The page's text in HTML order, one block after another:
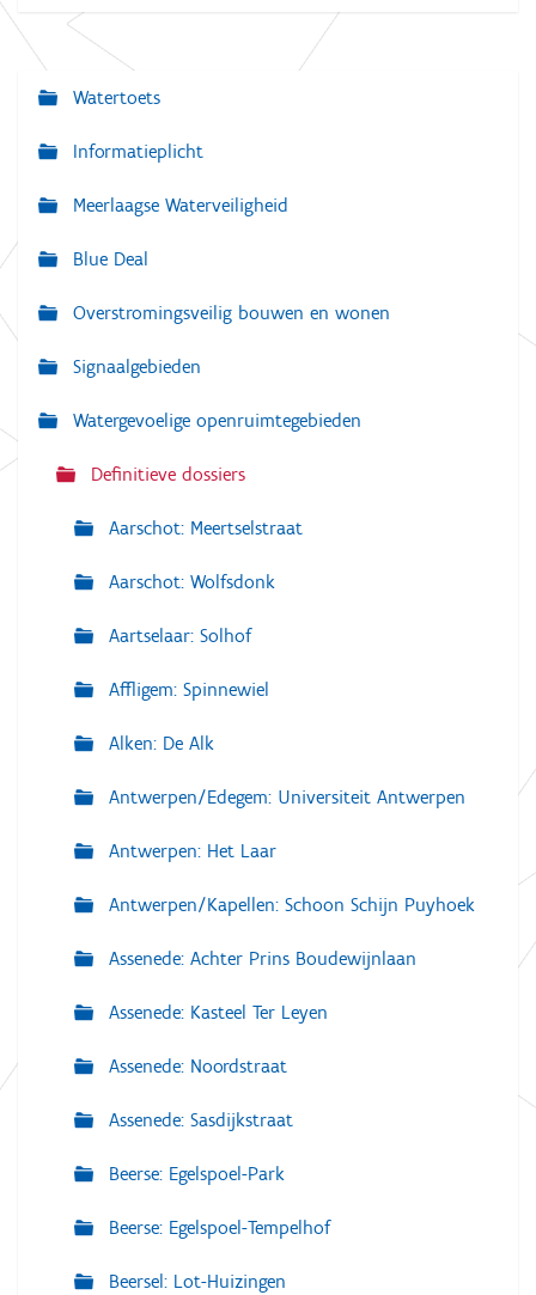
N
a
i
g
t
Watertoets
Informatieplicht
Meerlaagse Waterveiligheid
Blue Deal
Overstromingsveilig bouwen en wonen
Signaalgebieden
Watergevoelige openruimtegebieden
Definitieve dossiers
Aarschot: Meertselstraat
Aarschot: Wolfsdonk
Aartselaar: Solhof
Affligem: Spinnewiel
Alken: De Alk
Antwerpen/Edegem: Universiteit Antwerpen
Antwerpen: Het Laar
Antwerpen/Kapellen: Schoon Schijn Puyhoek
Assenede: Achter Prins Boudewijnlaan
Assenede: Kasteel Ter Leyen
Assenede: Noordstraat
Assenede: Sasdijkstraat
Beerse: Egelspoel-Park
Beerse: Egelspoel-Tempelhof
Beersel: Lot-Huizingen